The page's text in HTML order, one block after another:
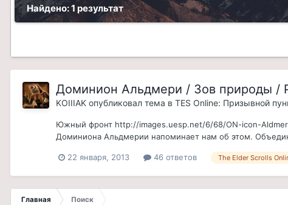
Найдено: 1 результат
Доминион Альдмери / Зов природы /
KOIIIAK опубликовал тема в TES Online: Призывной
Южный фронт http://images.uesp.net/6/68/ON-icon-
Доминиона Альдмерии напоминает нам об этом.
22 января, 2013 46 ответов The Elder Scrolls
Главная Поиск